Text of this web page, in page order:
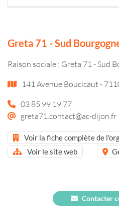
Greta 71 - Sud
Raison sociale : Greta 71 - Sud
141 Avenue Boucicaut -
03 85 99 19 77
greta71.contact@ac-dijon.fr
Voir la fiche complète de
Voir le site web
Contacter